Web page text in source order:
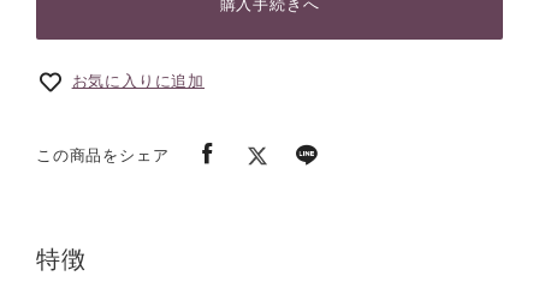
購入手続きへ
お気に入りに追加
この商品をシェア
特徴